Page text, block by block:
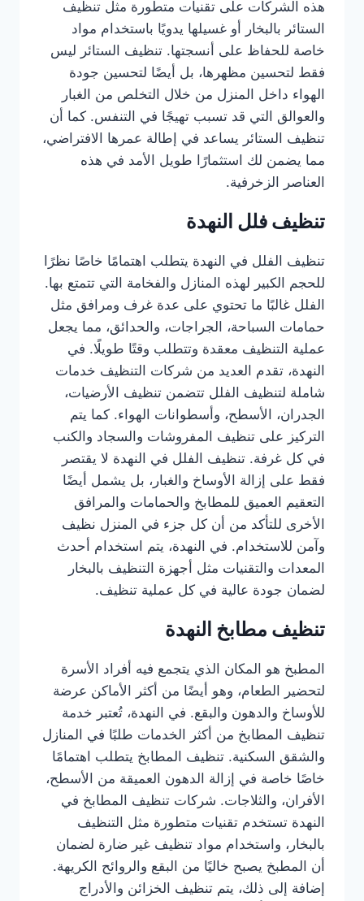
هذه الشركات على تقنيات متطورة مثل تنظيف
الستائر بالبخار أو غسيلها يدويًا باستخدام مواد
خاصة للحفاظ على أنسجتها. تنظيف الستائر ليس
فقط لتحسين مظهرها، بل أيضًا لتحسين جودة
الهواء داخل المنزل من خلال التخلص من الغبار
والعوالق التي قد تسبب تهيجًا في التنفس. كما أن
تنظيف الستائر يساعد في إطالة عمرها الافتراضي،
مما يضمن لك استثمارًا طويل الأمد في هذه
العناصر الزخرفية.
تنظيف فلل النهدة
تنظيف الفلل في النهدة يتطلب اهتمامًا خاصًا نظرًا
للحجم الكبير لهذه المنازل والفخامة التي تتمتع بها.
الفلل غالبًا ما تحتوي على عدة غرف ومرافق مثل
حمامات السباحة، الجراجات، والحدائق، مما يجعل
عملية التنظيف معقدة وتتطلب وقتًا طويلًا. في
النهدة، تقدم العديد من شركات التنظيف خدمات
شاملة لتنظيف الفلل تتضمن تنظيف الأرضيات،
الجدران، الأسطح، وأسطوانات الهواء. كما يتم
التركيز على تنظيف المفروشات والسجاد والكنب
في كل غرفة. تنظيف الفلل في النهدة لا يقتصر
فقط على إزالة الأوساخ والغبار، بل يشمل أيضًا
التعقيم العميق للمطابخ والحمامات والمرافق
الأخرى للتأكد من أن كل جزء في المنزل نظيف
وآمن للاستخدام. في النهدة، يتم استخدام أحدث
المعدات والتقنيات مثل أجهزة التنظيف بالبخار
لضمان جودة عالية في كل عملية تنظيف.
تنظيف مطابخ النهدة
المطبخ هو المكان الذي يتجمع فيه أفراد الأسرة
لتحضير الطعام، وهو أيضًا من أكثر الأماكن عرضة
للأوساخ والدهون والبقع. في النهدة، تُعتبر خدمة
تنظيف المطابخ من أكثر الخدمات طلبًا في المنازل
والشقق السكنية. تنظيف المطابخ يتطلب اهتمامًا
خاصًا خاصة في إزالة الدهون العميقة من الأسطح،
الأفران، والثلاجات. شركات تنظيف المطابخ في
النهدة تستخدم تقنيات متطورة مثل التنظيف
بالبخار، واستخدام مواد تنظيف غير ضارة لضمان
أن المطبخ يصبح خاليًا من البقع والروائح الكريهة.
إضافة إلى ذلك، يتم تنظيف الخزائن والأدراج